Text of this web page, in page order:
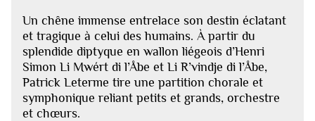
Un chêne immense entrelace son destin éclatant
et tragique à celui des humains. À partir du
splendide diptyque en wallon liégeois d’Henri
Simon Li Mwért di l’Åbe et Li R’vindje di l’Åbe,
Patrick Leterme tire une partition chorale et
symphonique reliant petits et grands, orchestre
et chœurs.